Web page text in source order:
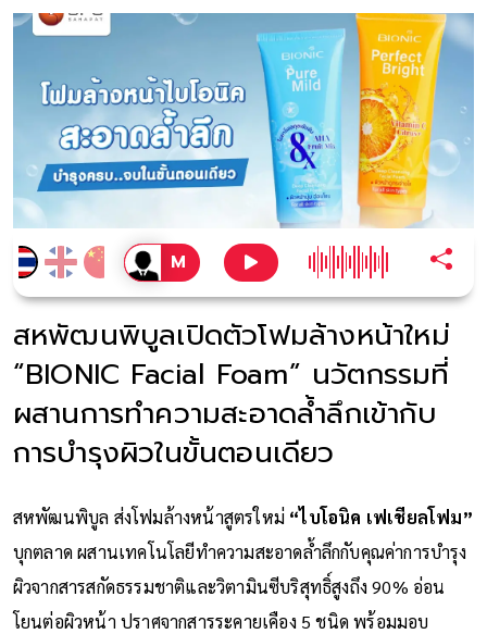
สหพัฒนพิบูลเปิดตัวโฟมล้างหน้าใหม่
“BIONIC Facial Foam” นวัตกรรมที่
ผสานการทำความสะอาดล้ำลึกเข้ากับ
การบำรุงผิวในขั้นตอนเดียว
สหพัฒนพิบูล ส่งโฟมล้างหน้าสูตรใหม่ “ไบโอนิค เฟเชียลโฟม”
บุกตลาด ผสานเทคโนโลยีทำความสะอาดล้ำลึกกับคุณค่าการบำรุง
ผิวจากสารสกัดธรรมชาติและวิตามินซีบริสุทธิ์สูงถึง 90% อ่อน
โยนต่อผิวหน้า ปราศจากสารระคายเคือง 5 ชนิด พร้อมมอบ